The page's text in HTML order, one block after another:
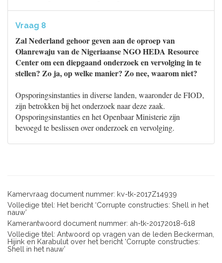
Vraag 8
Zal Nederland gehoor geven aan de oproep van
Olanrewaju van de Nigeriaanse NGO HEDA Resource
Center om een diepgaand onderzoek en vervolging in te
stellen? Zo ja, op welke manier? Zo nee, waarom niet?
Opsporingsinstanties in diverse landen, waaronder de FIOD,
zijn betrokken bij het onderzoek naar deze zaak.
Opsporingsinstanties en het Openbaar Ministerie zijn
bevoegd te beslissen over onderzoek en vervolging.
Kamervraag document nummer: kv-tk-2017Z14939
Volledige titel: Het bericht ‘Corrupte constructies: Shell in het
nauw’
Kamerantwoord document nummer: ah-tk-20172018-618
Volledige titel: Antwoord op vragen van de leden Beckerman,
Hijink en Karabulut over het bericht ‘Corrupte constructies:
Shell in het nauw’